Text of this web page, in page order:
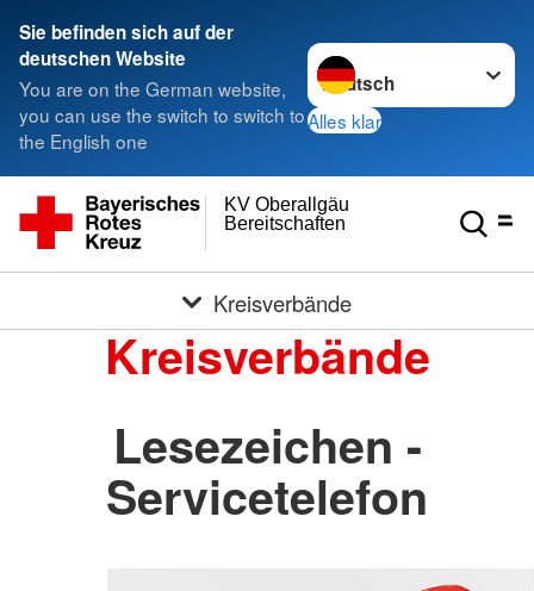
Sie befinden sich auf der
deutschen Website
You are on the German website,
you can use the switch to switch to
the English one
Sprache wechseln zu
Alles klar
Bereitschaften
KV Oberallgäu
Kreisverbände
Kreisverbände
Lesezeichen -
Servicetelefon